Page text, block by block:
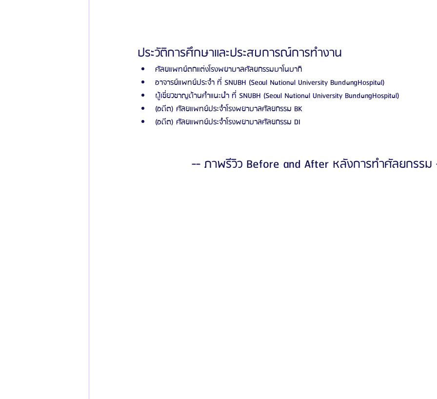
ประวัติการศึกษาและประสบการณ์การทำงาน
ศัลยแพทย์ตกแต่งโรงพยาบาลศัลยกรรมบาโนบากิ
อาจารย์แพทย์ประจำ ที่ SNUBH (Seoul National University BundangHospital)
ผู้เชี่ยวชาญด้านคำแนะนำ ที่ SNUBH (Seoul National University BundangHospital)
(อดีต) ศัลยแพทย์ประจำโรงพยาบาลศัลยกรรม BK
(อดีต) ศัลยแพทย์ประจำโรงพยาบาลศัลยกรรม DI
-- ภาพรีวิว Before and After หลังการทำศัลยกรร